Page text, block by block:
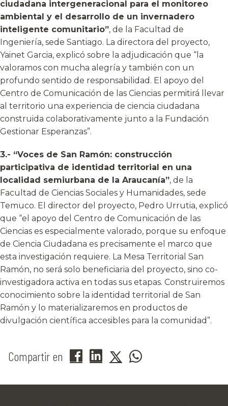
ciudadana intergeneracional para el monitoreo
ambiental y el desarrollo de un invernadero
inteligente comunitario”, de la Facultad de
Ingeniería, sede Santiago. La directora del proyecto,
Yainet Garcia, explicó sobre la adjudicación que “la
valoramos con mucha alegría y también con un
profundo sentido de responsabilidad. El apoyo del
Centro de Comunicación de las Ciencias permitirá llevar
al territorio una experiencia de ciencia ciudadana
construida colaborativamente junto a la Fundación
Gestionar Esperanzas”.
3.- “Voces de San Ramón: construcción
participativa de identidad territorial en una
localidad semiurbana de la Araucanía”, de la
Facultad de Ciencias Sociales y Humanidades, sede
Temuco. El director del proyecto, Pedro Urrutia, explicó
que “el apoyo del Centro de Comunicación de las
Ciencias es especialmente valorado, porque su enfoque
de Ciencia Ciudadana es precisamente el marco que
esta investigación requiere. La Mesa Territorial San
Ramón, no será solo beneficiaria del proyecto, sino co-
investigadora activa en todas sus etapas. Construiremos
conocimiento sobre la identidad territorial de San
Ramón y lo materializaremos en productos de
divulgación científica accesibles para la comunidad”.
Compartir en